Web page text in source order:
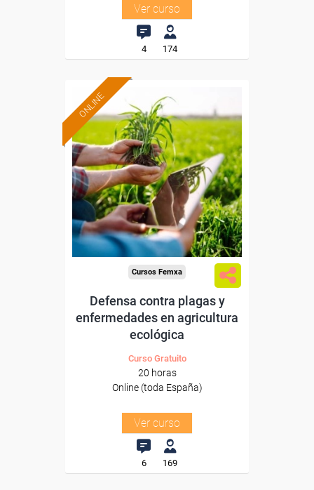
Ver curso
4 174
ONLINE
Formación 100%
subvencionada.
Para desempleados,
trabajadores y autónomos.
Sector
-Agricultura y Ganadería.
Cursos Femxa
Defensa contra plagas y
enfermedades en agricultura
ecológica
Curso Gratuito
20 horas
Online (toda España)
Ver curso
6 169